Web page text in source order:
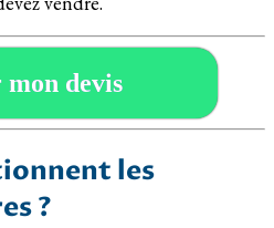
mon devis
les
?